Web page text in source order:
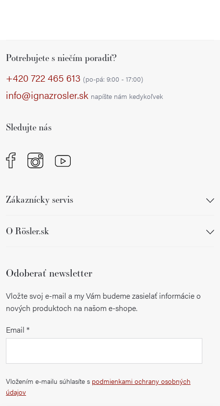
Potrebujete s niečím poradiť?
+420 722 465 613 (po-pá: 9:00 - 17:00)
info@ignazrosler.sk napíšte nám kedykoľvek
Sledujte nás
Zákaznícky servis
O Rösler.sk
Odoberať newsletter
Vložte svoj e-mail a my Vám budeme zasielať informácie o
nových produktoch na našom e-shope.
Email
Vložením e-mailu súhlasíte s podmienkami ochrany osobných
údajov